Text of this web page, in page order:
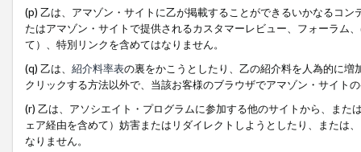
(p) 乙は、アマゾン・サイトに乙が掲載することができるいかなるコ
たはアマゾン・サイトで提供されるカスタマーレビュー、フォーラム
て）、特別リンクを含めてはなりません。
(q) 乙は、 紹介料率表の裏をかこうとしたり、乙の紹介料を人為的に
クリックする方法以外で、当該お客様のブラウザでアマゾン・サイト
(r) 乙は、アソシエイト・プログラムに参加する他のサイトから、ま
ェア経由を含めて）妨害またはリダイレクトしようとしたり、または
なりません。